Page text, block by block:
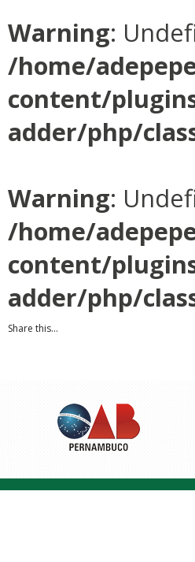
Warning:
/home/
content/
adder/php/
Warning:
/home/
content/
adder/php/
Share this...